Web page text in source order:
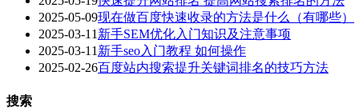
2025-05-09现在做百度快速收录的方法是什么（有哪些）
2025-03-11 新手SEM优化入门知识及注意事项
2025-03-11 新手seo入门教程 如何操作
2025-02-26百度站内搜索提升关键词排名的技巧方法
搜索